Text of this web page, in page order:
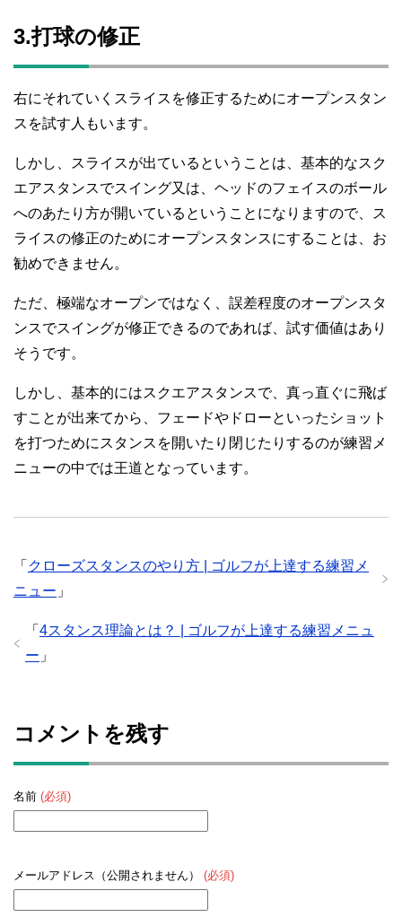
3.打球の修正
右にそれていくスライスを修正するためにオープンスタン
スを試す人もいます。
しかし、スライスが出ているということは、基本的なスク
エアスタンスでスイング又は、ヘッドのフェイスのボール
へのあたり方が開いているということになりますので、ス
ライスの修正のためにオープンスタンスにすることは、お
勧めできません。
ただ、極端なオープンではなく、誤差程度のオープンスタ
ンスでスイングが修正できるのであれば、試す価値はあり
そうです。
しかし、基本的にはスクエアスタンスで、真っ直ぐに飛ば
すことが出来てから、フェードやドローといったショット
を打つためにスタンスを開いたり閉じたりするのが練習メ
ニューの中では王道となっています。
「 クローズスタンスのやり方 | ゴルフが上達する練習メ
ニュー 」
「 4スタンス理論とは？ | ゴルフが上達する練習メニュ
ー 」
コメントを残す
名前 (必須)
メールアドレス（公開されません） (必須)